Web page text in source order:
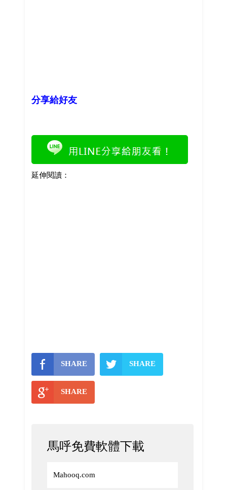
分享給好友
延伸閱讀：
SHARE SHARE
SHARE
馬呼免費軟體下載
Mahooq.com